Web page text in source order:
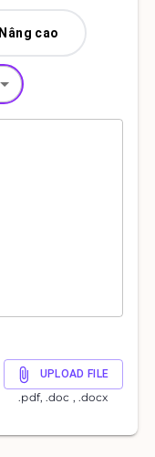
Nâng cao
UPLOAD FILE
.pdf, .doc , .docx